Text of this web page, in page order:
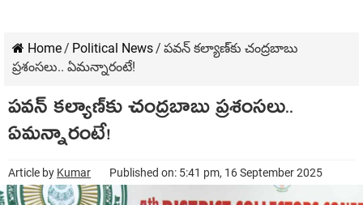
Home/ Political News/ ప‌వ‌న్ క‌ల్యాణ్‌కు చంద్ర‌బాబు
ప్ర‌శంస‌లు.. ఏమ‌న్నారంటే!
ప‌వ‌న్ క‌ల్యాణ్‌కు చంద్ర‌బాబు ప్ర‌శంస‌లు..
ఏమ‌న్నారంటే!
Article by Kumar Published on: 5:41 pm, 16 September 2025